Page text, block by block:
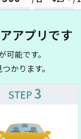
出時間 24時間営業
さ 480cm 以下
アプリです
能です。
かります。